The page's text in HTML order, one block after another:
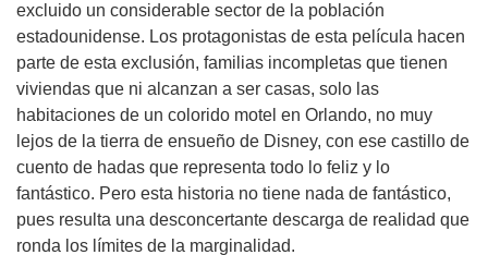
excluido un considerable sector de la población
estadounidense. Los protagonistas de esta película hacen
parte de esta exclusión, familias incompletas que tienen
viviendas que ni alcanzan a ser casas, solo las
habitaciones de un colorido motel en Orlando, no muy
lejos de la tierra de ensueño de Disney, con ese castillo de
cuento de hadas que representa todo lo feliz y lo
fantástico. Pero esta historia no tiene nada de fantástico,
pues resulta una desconcertante descarga de realidad que
ronda los límites de la marginalidad.